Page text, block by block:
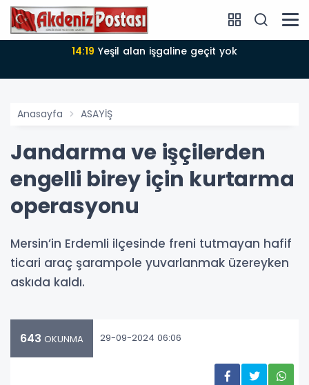
14:19 Yeşil alan işgaline geçit yok
Anasayfa ASAYİŞ
Jandarma ve işçilerden
engelli birey için kurtarma
operasyonu
Mersin’in Erdemli ilçesinde freni tutmayan hafif
ticari araç şarampole yuvarlanmak üzereyken
askıda kaldı.
643 OKUNMA 29-09-2024 06:06